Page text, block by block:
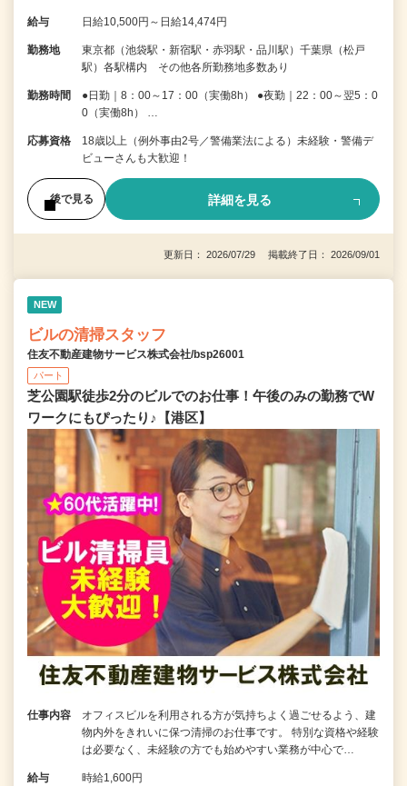
給与 日給10,500円～日給14,474円
勤務地
東京都（池袋駅・新宿駅・赤羽駅・品川駅）千葉県（松戸
駅）各駅構内 その他各所勤務地多数あり
勤務時間
●日勤｜8：00～17：00（実働8h） ●夜勤｜22：00～翌5：0
0（実働8h） …
応募資格
18歳以上（例外事由2号／警備業法による）未経験・警備デ
ビューさんも大歓迎！
後で見る 詳細を見る
更新日： 2026/07/29 掲載終了日： 2026/09/01
NEW
ビルの清掃スタッフ
住友不動産建物サービス株式会社/bsp26001
パート
芝公園駅徒歩2分のビルでのお仕事！午後のみの勤務でW
ワークにもぴったり♪【港区】
仕事内容
オフィスビルを利用される方が気持ちよく過ごせるよう、建
物内外をきれいに保つ清掃のお仕事です。 特別な資格や経験
は必要なく、未経験の方でも始めやすい業務が中心で…
給与 時給1,600円